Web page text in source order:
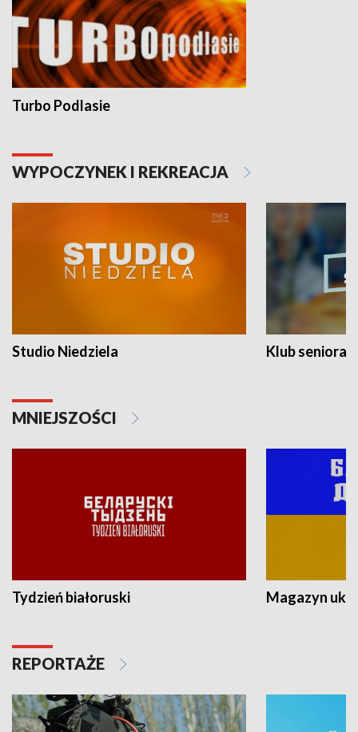
Turbo Podlasie
WYPOCZYNEK I REKREACJA
Studio Niedziela Klub seniora
MNIEJSZOŚCI
Tydzień białoruski Magazyn
REPORTAŻE